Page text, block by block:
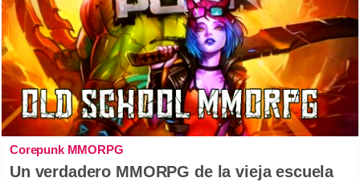
Corepunk MMORPG
Un verdadero MMORPG de la vieja escuela